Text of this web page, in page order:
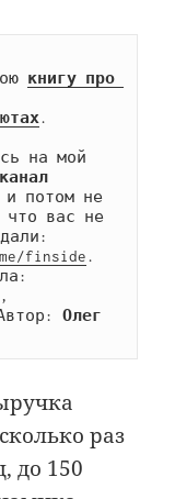
книгу про
.
и потом не
что вас не
finside.
Олег
раз
до 150